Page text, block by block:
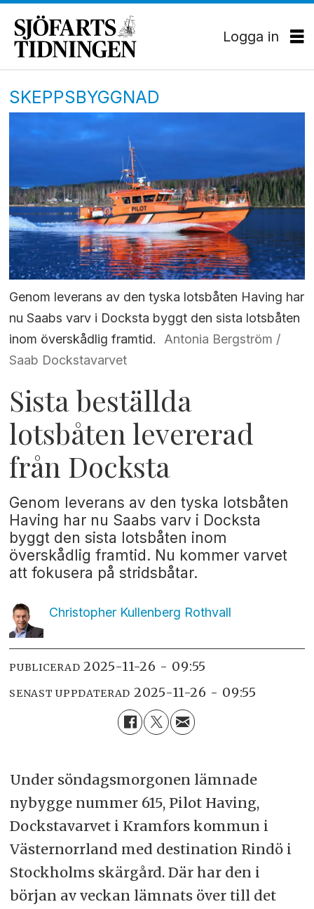
Logga in
SKEPPSBYGGNAD
Genom leverans av den tyska lotsbåten Having har
nu Saabs varv i Docksta byggt den sista lotsbåten
inom överskådlig framtid.
Antonia Bergström /
Saab Dockstavarvet
Sista beställda
lotsbåten levererad
från Docksta
Genom leverans av den tyska lotsbåten
Having har nu Saabs varv i Docksta
byggt den sista lotsbåten inom
överskådlig framtid. Nu kommer varvet
att fokusera på stridsbåtar.
Christopher Kullenberg Rothvall
PUBLICERAD 2025-11-26 - 09:55
SENAST UPPDATERAD 2025-11-26 - 09:55
Under söndagsmorgonen lämnade
nybygge nummer 615, Pilot Having,
Dockstavarvet i Kramfors kommun i
Västernorrland med destination Rindö i
Stockholms skärgård. Där har den i
början av veckan lämnats över till det